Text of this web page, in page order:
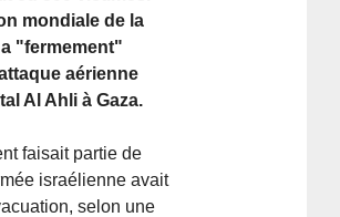
mondiale de la
"fermement"
aérienne
Al Ahli à Gaza.
faisait partie de
israélienne avait
selon une